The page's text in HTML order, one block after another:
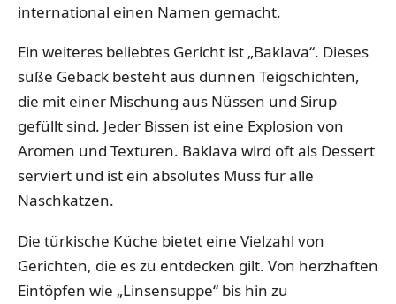
international einen Namen gemacht.
Ein weiteres beliebtes Gericht ist „Baklava“. Dieses
süße Gebäck besteht aus dünnen Teigschichten,
die mit einer Mischung aus Nüssen und Sirup
gefüllt sind. Jeder Bissen ist eine Explosion von
Aromen und Texturen. Baklava wird oft als Dessert
serviert und ist ein absolutes Muss für alle
Naschkatzen.
Die türkische Küche bietet eine Vielzahl von
Gerichten, die es zu entdecken gilt. Von herzhaften
Eintöpfen wie „Linsensuppe“ bis hin zu